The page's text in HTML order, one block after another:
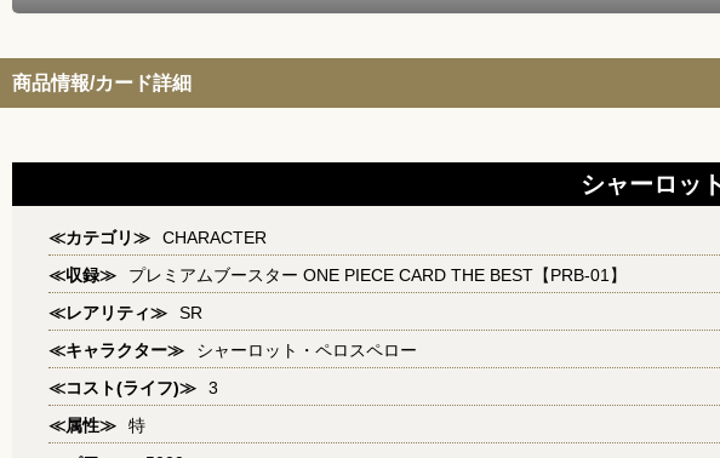
商品情報/カード詳細
シャーロッ
≪カテゴリ≫
CHARACTER
≪収録≫
プレミアムブースター ONE PIECE CARD THE BEST【PRB-01】
≪レアリティ≫
SR
≪キャラクター≫
シャーロット・ペロスペロー
≪コスト(ライフ)≫
3
≪属性≫
特